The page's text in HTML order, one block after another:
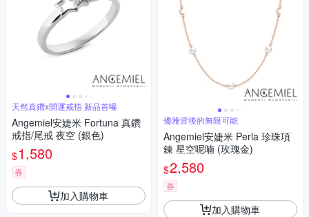
天然真鑽x開運戒指 新品首曝
Angemiel安婕米 Fortuna 真鑽
戒指/尾戒 夜空 (銀色)
$1,580
券
加入購物車
優雅背後的無限可能
Angemiel安婕米 Perla 珍珠項
鍊 星空呢喃 (玫瑰金)
$2,580
券
加入購物車